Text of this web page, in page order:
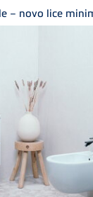
– novo lice